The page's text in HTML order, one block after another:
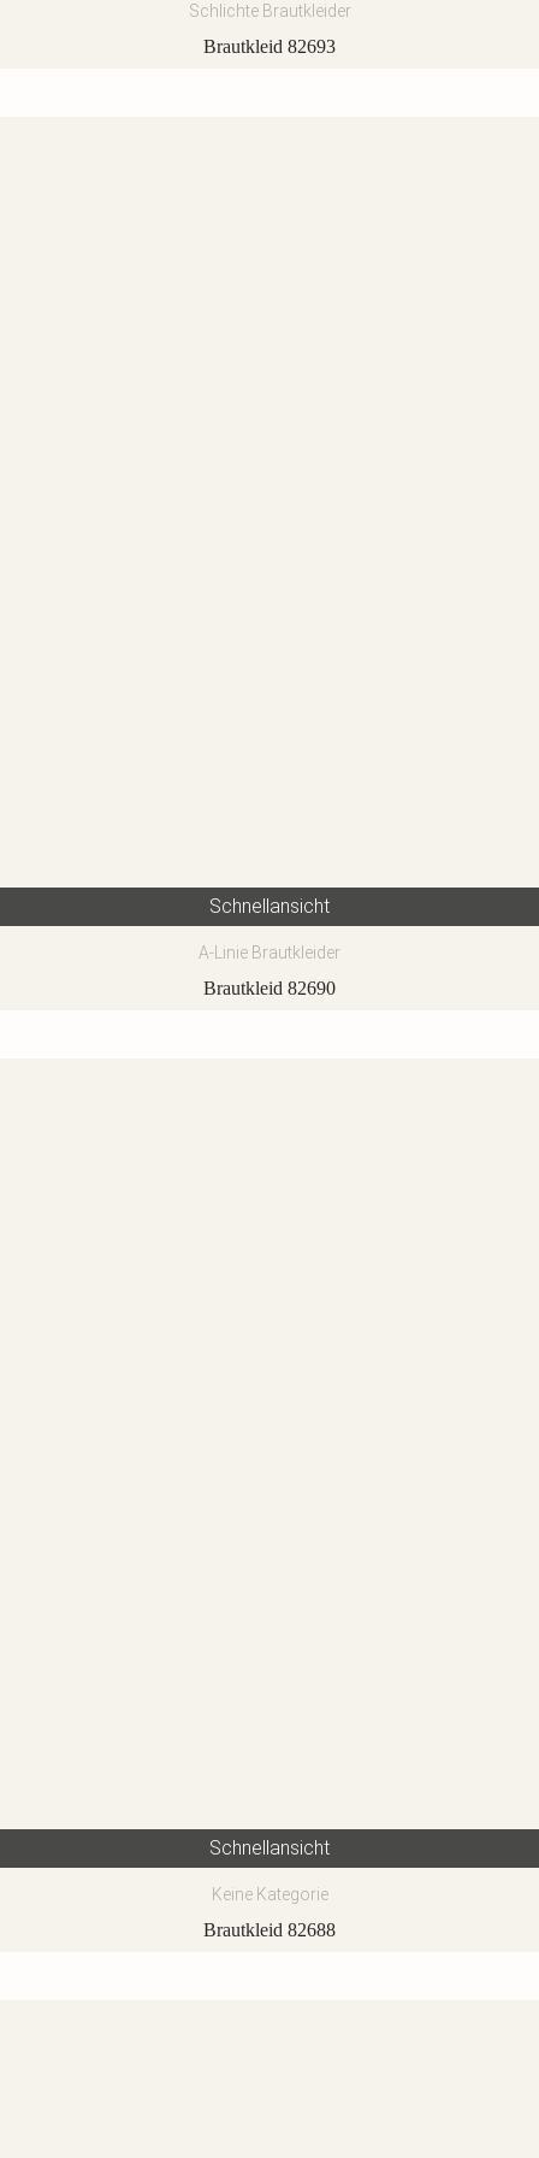
Schlichte Brautkleider
Brautkleid 82693
Schnellansicht
A-Linie Brautkleider
Brautkleid 82690
Schnellansicht
Keine Kategorie
Brautkleid 82688